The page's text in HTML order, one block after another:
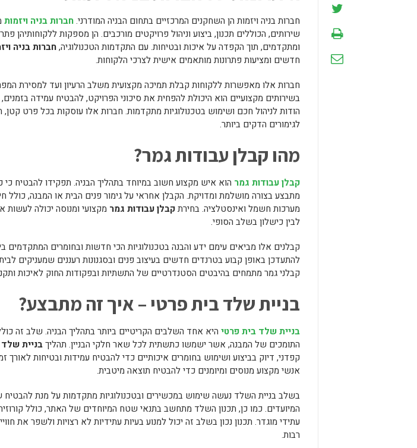
חברות בניה ויזמות הן השחקנים המרכזיים בתחום הבניה המודרני.חברות בניה ויזמות
שירותים, הכוללים תכנון, ביצוע וניהול פרויקטים מורכבים. הן מספקות ללקוחותיהן
ומתקדמים, תוך הקפדה על איכות ובטיחות. עם התקדמות הטכנולוגיה,חברות בניה
חדשים ומציעות פתרונות מותאמים אישית לצרכי הלקוחות.
חברות אלו מאפשרות ללקוחות קבלת תמיכה מקצועית משלב הרעיון ועד למסירת
בשירותים מקצועיים הוא היכולת להפחית את סיכוני הפרויקט, להבטיח עמידה בזמנים,
הודות לניהול חכם ושימוש בטכנולוגיות מתקדמות. חברות אלו עוסקות בכל פרט
לגימורים הדקים ביותר.
מהו קבלן עבודות גמר?
קבלן עבודות גמר הוא איש מקצוע חשוב במיוחד בתהליך הבניה. תפקידו להבטיח
מתבצע בצורה מושלמת ומדויקת. הקבלן אחראי על גימור פנים הבית או המבנה, כולל
מערכות חשמל ואינסטלציה. בחירתקבלן עבודות גמר מקצועי ומנוסה יכולה לעשות
לבין כישלון בשלב הסופי.
קבלנים אלו מביאים עימם ידע והבנה בטכנולוגיות הכי חדשות ובחומרים המתקדמים
להתעדכן באופן קבוע בטרנדים חדשים בעיצוב פנים ובסגנונות רעננים שמעניקים
קבלני גמר מתמחים בהיבטים הסטנדרטיים של התשתיות ובפקודות החוק לאיכות
בניית שלד בית פרטי – איך זה מתבצע?
בניית שלד בית פרטי היא אחד השלבים הקריטיים ביותר בתהליך הבניה. שלב זה
התומכים של המבנה, אשר ישמשו כתשתית לכל שאר חלקי הבניין. תהליךבניית
קפדני, דיוק בביצוע ושימוש בחומרים איכותיים כדי להבטיח עמידות ובטיחות
אנשי מקצוע מנוסים ומיומנים כדי להבטיח תוצאה מיטבית.
בשלב בניית השלד נעשה שימוש במכשירים ובטכנולוגיות מתקדמות על מנת להבטיח
המיועדים. כמו כן, תכנון השלד מתחשב בתנאי שטח המיוחדים של האתר, כולל
עתידי מוגדר. תכנון נכון בשלב זה יכול למנוע בעיות עתידיות לא רצויות ולשפר את
רבות.